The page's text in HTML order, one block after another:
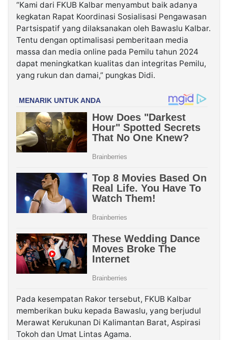
“Kami dari FKUB Kalbar menyambut baik adanya
kegkatan Rapat Koordinasi Sosialisasi Pengawasan
Partsispatif yang dilaksanakan oleh Bawaslu Kalbar.
Tentu dengan optimalisasi pemberitaan media
massa dan media online pada Pemilu tahun 2024
dapat meningkatkan kualitas dan integritas Pemilu,
yang rukun dan damai,” pungkas Didi.
Pada kesempatan Rakor tersebut, FKUB Kalbar
memberikan buku kepada Bawaslu, yang berjudul
Merawat Kerukunan Di Kalimantan Barat, Aspirasi
Tokoh dan Umat Lintas Agama.